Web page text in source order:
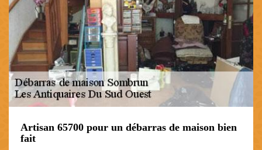
Artisan 65700 pour un débarras de maison bien
fait